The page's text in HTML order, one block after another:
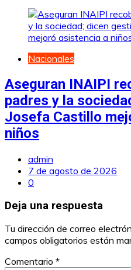
Nacionales
Aseguran INAIPI
padres y la
Josefa Castillo
niños
admin
7 de agosto de 2026
0
Deja una respuesta
Tu dirección de correo
campos obligatorios están
Comentario *